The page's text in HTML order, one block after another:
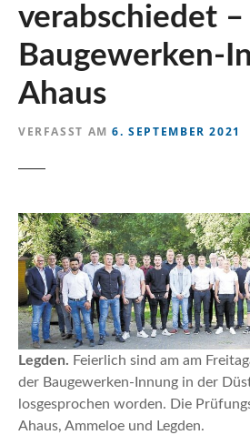
verabschiedet –
Baugewerken-
Ahaus
VERFASST AM 6. SEPTEMBER 2021
Legden. Feierlich sind am am
der Baugewerken-Innung in der
losgesprochen worden. Die
Ahaus, Ammeloe und Legden.